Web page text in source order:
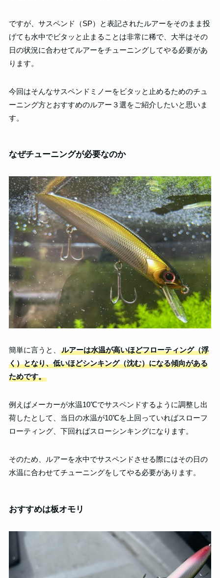
ですが、サスペンド（SP）と表記されたルアーをそのまま投
げても水中でビタッと止まることは非常に稀で、大半はその
日の状況に合わせてルアーをチューニングしてやる必要があ
ります。
今回はそんなサスペンドミノーをビタッと止めるためのチュ
ーニング方とおすすめのルアー３選をご紹介したいと思いま
す。
なぜチューニングが必要なのか
簡単に言うと、
ルアーは水温が高いほどフローティング（浮
く）となり、低いほどシンキング（沈む）になる傾向がある
ためです。
例えばメーカーが水温10℃でサスペンドするように調整し出
荷したとして、当日の水温が10℃を上回っていればスローフ
ローティング、下回ればスローシンキングになります。
そのため、ルアーを水中でサスペンドさせる際にはその日の
水温に合わせてチューニングをしてやる必要があります。
おすすめは板オモリ